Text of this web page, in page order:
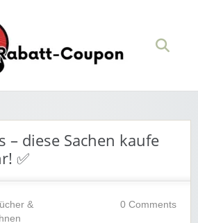
– diese Sachen kaufe
✅
&
0 Comments